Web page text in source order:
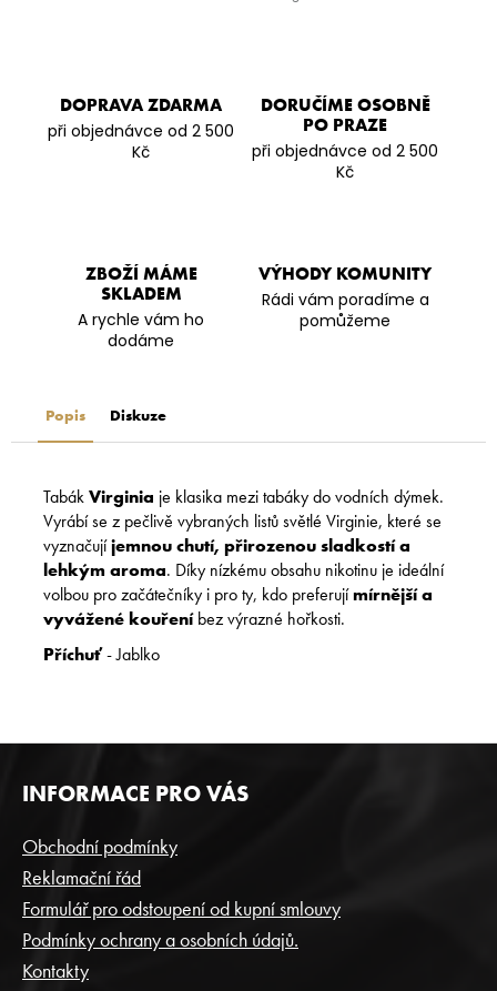
DOPRAVA ZDARMA
při objednávce od 2 500
Kč
DORUČÍME OSOBNĚ
PO PRAZE
při objednávce od 2 500
Kč
ZBOŽÍ MÁME
SKLADEM
A rychle vám ho
dodáme
VÝHODY KOMUNITY
Rádi vám poradíme a
pomůžeme
Popis Diskuze
TabákVirginia je klasika mezi tabáky do vodních dýmek.
Vyrábí se z pečlivě vybraných listů světlé Virginie, které se
vyznačujíjemnou chutí, přirozenou sladkostí a
lehkým aroma. Díky nízkému obsahu nikotinu je ideální
volbou pro začátečníky i pro ty, kdo preferujímírnější a
vyvážené kouřeníbez výrazné hořkosti.
Příchuť- Jablko
Z
Á
P
A
T
Í
INFORMACE PRO VÁS
Obchodní podmínky
Reklamační řád
Formulář pro odstoupení od kupní smlouvy
Podmínky ochrany a osobních údajů.
Kontakty